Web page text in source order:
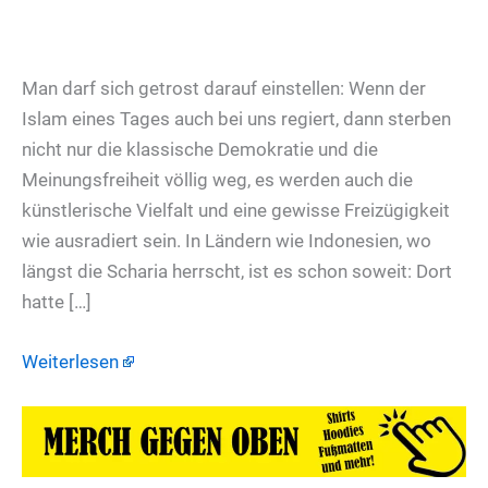
Man darf sich getrost darauf einstellen: Wenn der
Islam eines Tages auch bei uns regiert, dann sterben
nicht nur die klassische Demokratie und die
Meinungsfreiheit völlig weg, es werden auch die
künstlerische Vielfalt und eine gewisse Freizügigkeit
wie ausradiert sein. In Ländern wie Indonesien, wo
längst die Scharia herrscht, ist es schon soweit: Dort
hatte […]
Weiterlesen